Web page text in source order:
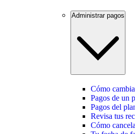
Administrar pagos
Cómo
Pagos de un
Pagos del
Revisa tus
Cómo